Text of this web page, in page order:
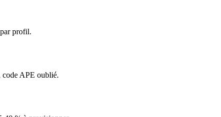
profil.
code APE oublié.